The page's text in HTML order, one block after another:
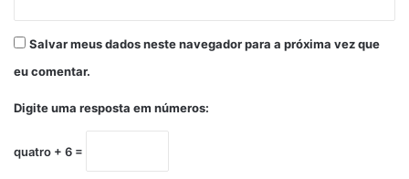
Salvar meus dados neste navegador para a próxima vez que
eu comentar.
Digite uma resposta em números:
quatro + 6 =